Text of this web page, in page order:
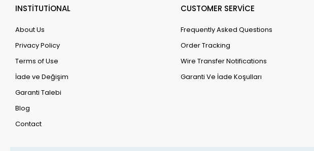
INSTİTUTİONAL
About Us
Privacy Policy
Terms of Use
İade ve Değişim
Garanti Talebi
Blog
Contact
CUSTOMER SERVİCE
Frequently Asked Questions
Order Tracking
Wire Transfer Notifications
Garanti Ve İade Koşulları